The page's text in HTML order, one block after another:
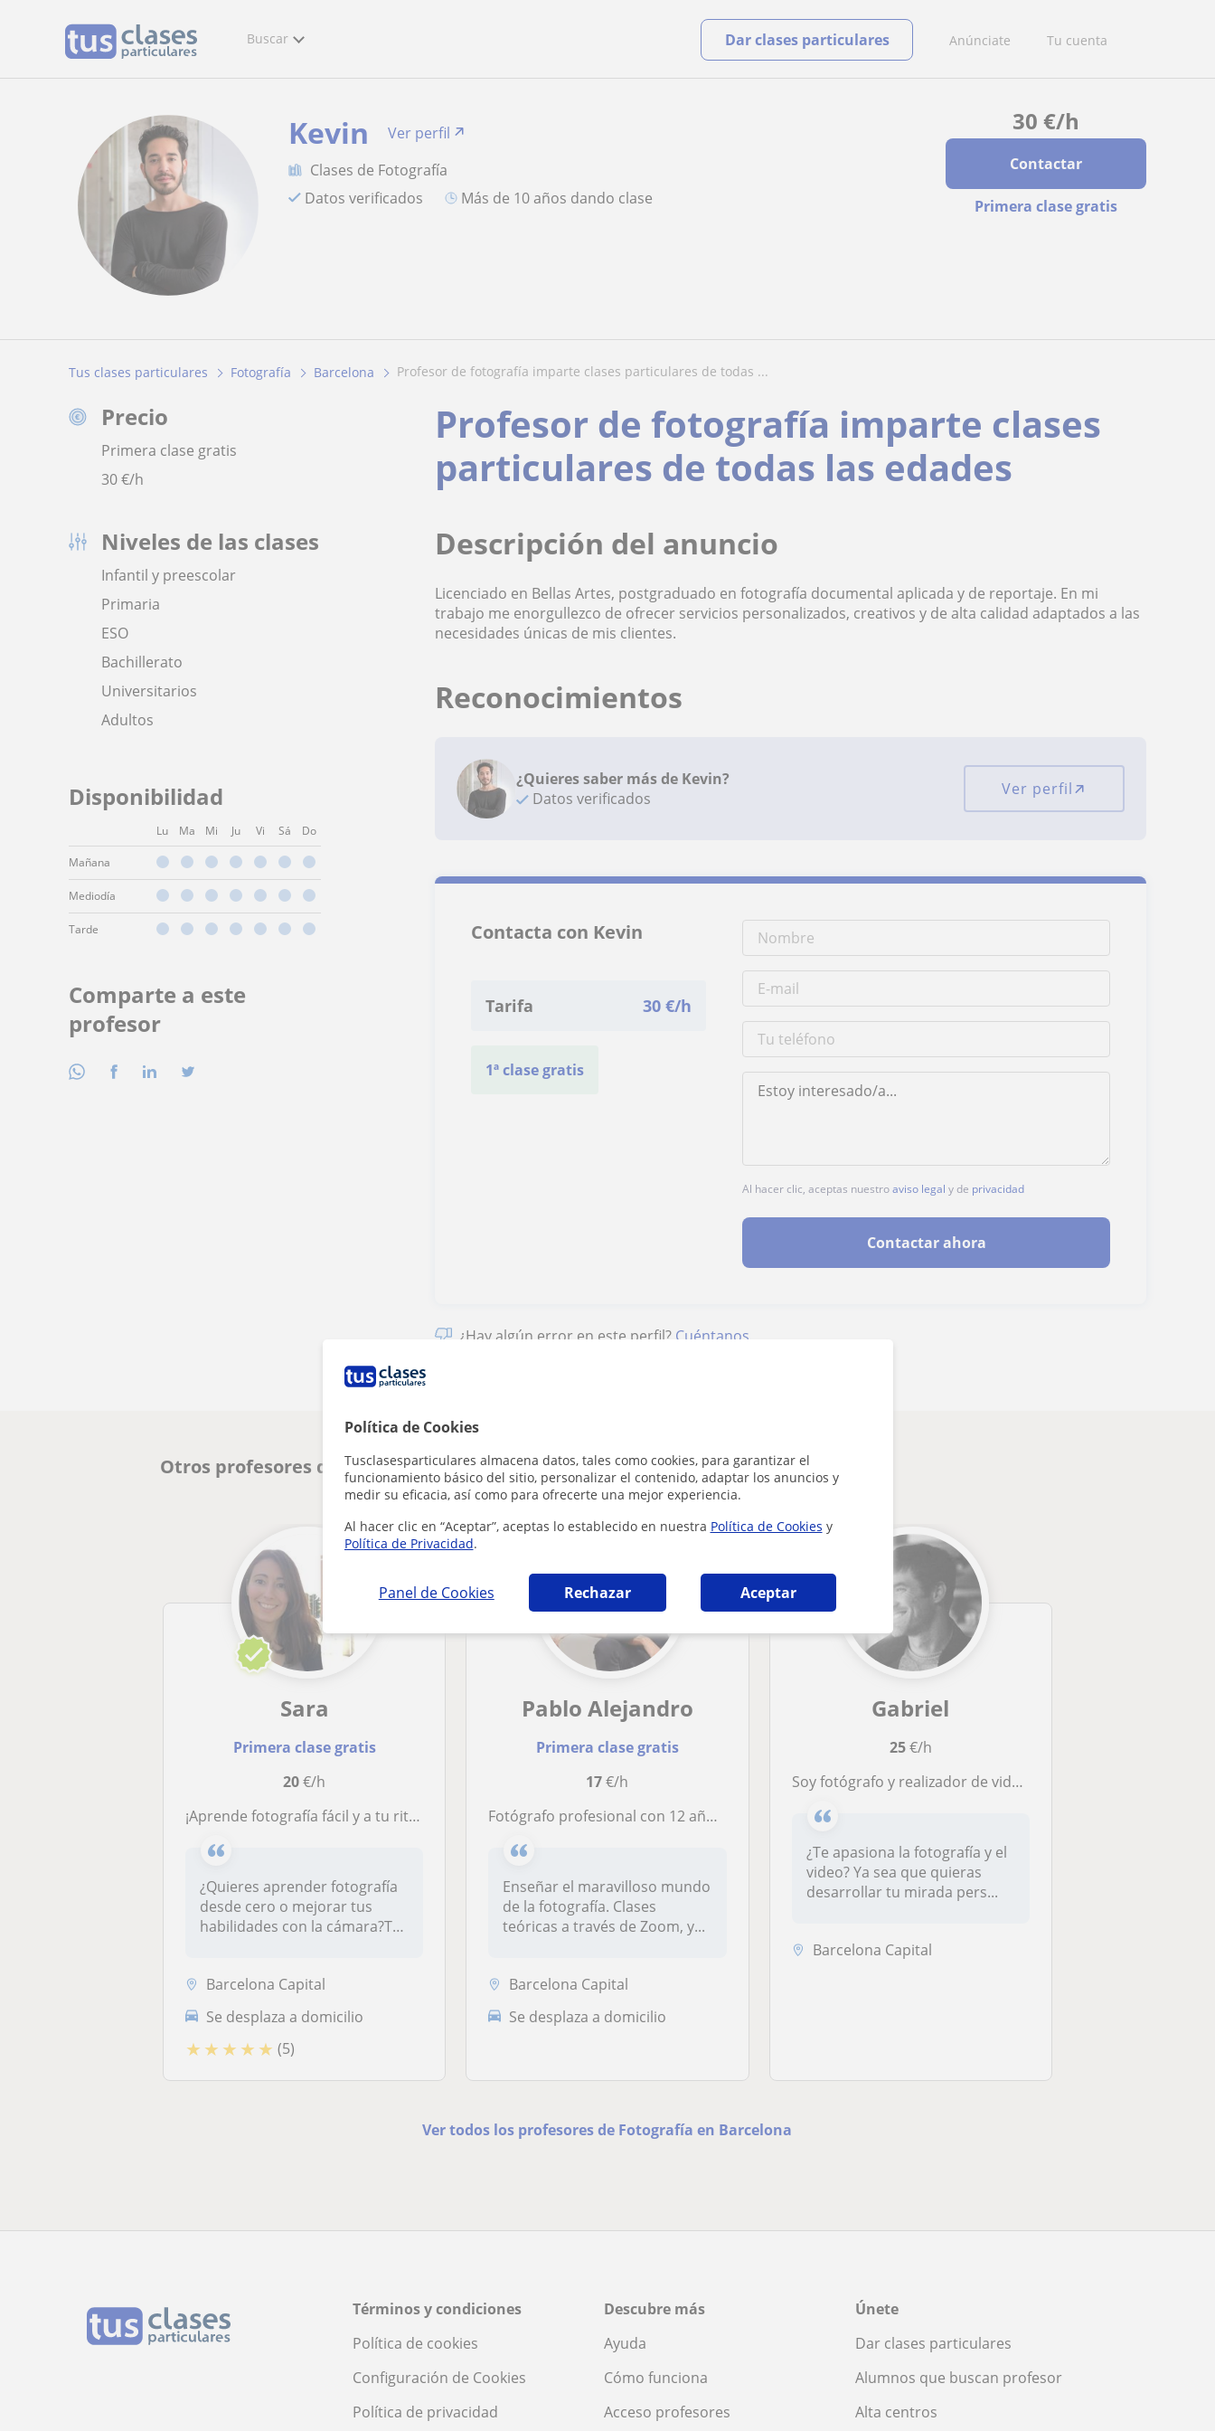
Política de Cookies
Tusclasesparticulares almacena datos, tales como cookies, para garantizar el
funcionamiento básico del sitio, personalizar el contenido, adaptar los anuncios y
medir su eficacia, así como para ofrecerte una mejor experiencia.
Al hacer clic en “Aceptar”, aceptas lo establecido en nuestra Política de Cookies y
Política de Privacidad.
Panel de Cookies Rechazar Aceptar
Buscar Anúnciate Tu cuenta
Dar clases particulares
30 €/h
Contactar
Primera clase gratis
Kevin
Ver perfil
Clases de Fotografía
Datos verificados
más de 10 años dando clase
Tus clases particulares Fotografía Barcelona profesor de fotografía imparte clases particulares de todas ...
Precio
Primera clase gratis
30€/h
Niveles de las clases
Infantil y preescolar
Primaria
ESO
Bachillerato
Universitarios
Adultos
Disponibilidad
Lu Ma Mi Ju Vi Sá Do
Mañana
Mediodía
Tarde
Comparte a este
profesor
Profesor de fotografía imparte clases
particulares de todas las edades
Descripción del anuncio
Licenciado en Bellas Artes, postgraduado en fotografía documental aplicada y de reportaje. En mi
trabajo me enorgullezco de ofrecer servicios personalizados, creativos y de alta calidad adaptados a las
necesidades únicas de mis clientes.
Reconocimientos
¿Quieres saber más de Kevin?
Datos verificados
Ver perfil
Contacta con Kevin
Tarifa 30 €/h
1ª clase gratis
Al hacer clic, aceptas nuestroaviso legal y de privacidad
Contactar ahora
¿Hay algún error en este perfil? Cuéntanos
Otros profesores de Fotografía en Barcelona que pueden interesarte
Sara
Primera clase gratis
20€/h
¡Aprende fotografía fácil y a tu ritmo!
¿Quieres aprender fotografía
desde cero o mejorar tus
habilidades con la cámara?Te
Barcelona Capital
Se desplaza a domicilio
★ ★ ★ ★ ★ (5)
Pablo Alejandro
Primera clase gratis
17€/h
Fotógrafo profesional con 12 años de experiencia. Residiendo en Barcelona.
Enseñar el maravilloso mundo
de la fotografía. Clases
teóricas a través de Zoom, y...
Barcelona Capital
Se desplaza a domicilio
Gabriel
25€/h
Soy fotógrafo y realizador de video con mas de 20 años de experiencia y ex docente universitario.
¿Te apasiona la fotografía y el
video? Ya sea que quieras
desarrollar tu mirada pers...
Barcelona Capital
Ver todos los profesores de Fotografía en Barcelona
Términos y condiciones
Política de cookies
Configuración de Cookies
Política de privacidad
Descubre más
Ayuda
Cómo funciona
Acceso profesores
Únete
Dar clases particulares
Alumnos que buscan profesor
Alta centros